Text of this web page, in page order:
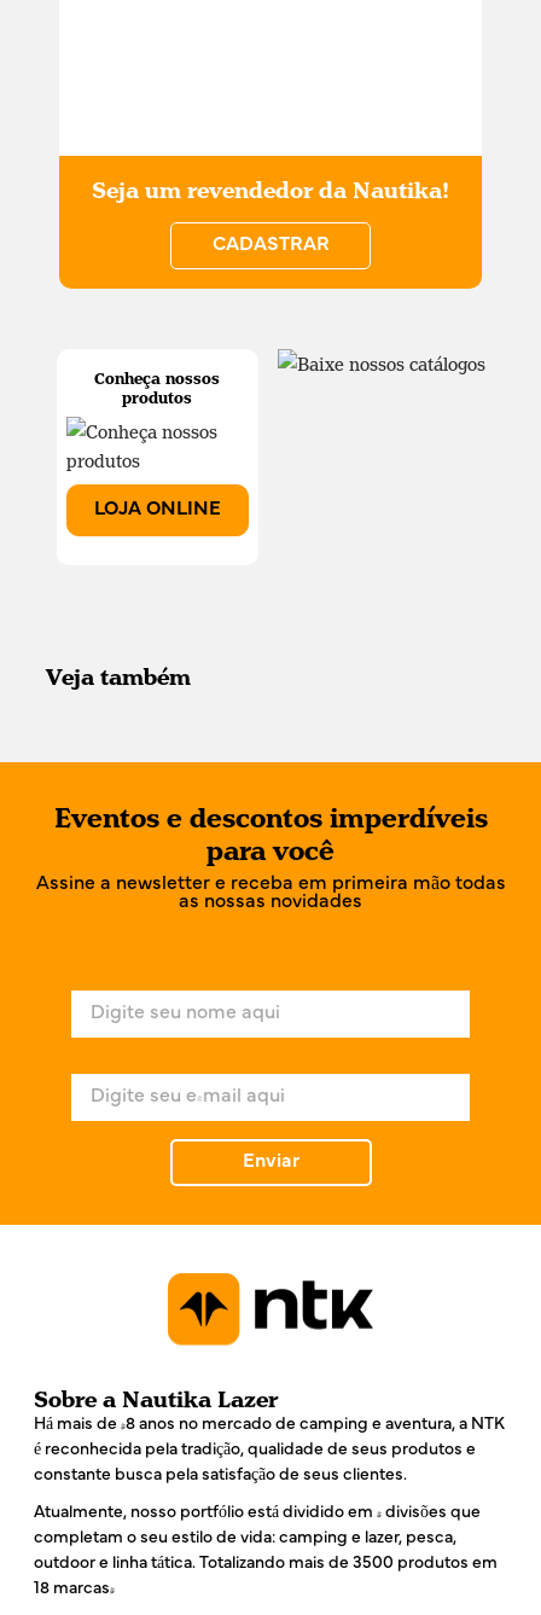
Conheça nossos
produtos
LOJA ONLINE
Seja um revendedor da Nautika!
CADASTRAR
Veja também
Eventos e descontos imperdíveis
para você
Assine a newsletter e receba em primeira mão todas
as nossas novidades
e
*
Enviar
Sobre a Nautika Lazer
Há mais de 48 anos no mercado de camping e aventura, a NTK
é reconhecida pela tradição, qualidade de seus produtos e
constante busca pela satisfação de seus clientes.
Atualmente, nosso portfólio está dividido em 4 divisões que
completam o seu estilo de vida: camping e lazer, pesca,
outdoor e linha tática. Totalizando mais de 3500 produtos em
18 marcas!